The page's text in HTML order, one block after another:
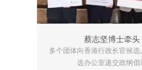
蔡志坚博士牵头
多个团体向香港行政长官候
选办公室递交政纲倡